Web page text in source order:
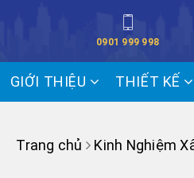
0901 999 998
GIỚI THIỆU THIẾT KẾ
Trang chủ Kinh Nghiệm